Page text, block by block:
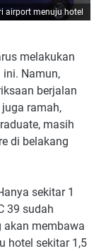
airport menuju hotel
melakukan
Namun,
berjalan
ramah,
masih
di belakang
sekitar 1
39 sudah
akan membawa
hotel sekitar 1,5